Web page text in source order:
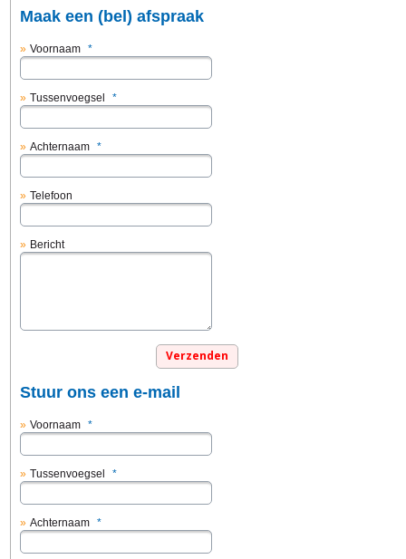
Maak een (bel) afspraak
Voornaam *
Tussenvoegsel *
Achternaam *
Telefoon
Bericht
Stuur ons een e-mail
Voornaam *
Tussenvoegsel *
Achternaam *